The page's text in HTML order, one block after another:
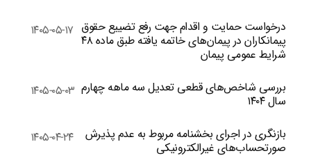
درخواست حمایت و اقدام جهت رفع تضییع حقوق
پیمانکاران در پیمان‌های خاتمه یافته طبق ماده ۴۸
شرایط عمومی پیمان
۱۴۰۵-۰۵-۱۷
بررسی شاخص‌های قطعی تعدیل سه ماهه چهارم
سال ۱۴۰۴
۱۴۰۵-۰۵-۰۳
بازنگری در اجرای بخشنامه مربوط به عدم پذیرش
صورتحساب‌های غیرالکترونیکی
۱۴۰۵-۰۴-۲۴